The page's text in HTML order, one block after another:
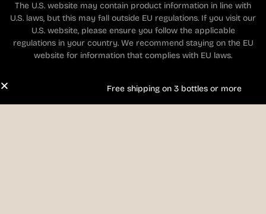
The U.S. website may contain product information in line with
U.S. laws, but this may fall outside EU regulations. If you visit our
U.S. website, please ensure you follow the applicable
regulations in your country. We recommend staying on the EU
website for information that complies with EU laws.
Free shipping on 3 bottles or more